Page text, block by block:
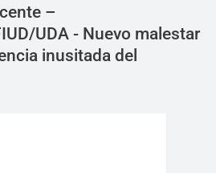
–
UDA - Nuevo malestar
inusitada del